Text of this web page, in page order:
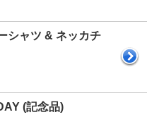
シャツ & ネッカチ
(記念品)